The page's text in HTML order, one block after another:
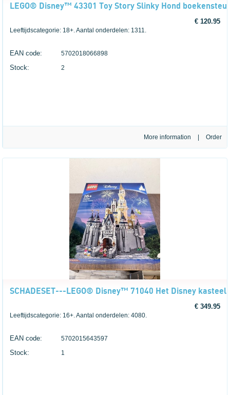
LEGO® Disney™ 43301 Toy Story Slinky Hond
€ 120.95
Leeftijdscategorie: 18+. Aantal onderdelen: 1311.
EAN code: 5702018066898
Stock: 2
More information
SCHADESET---LEGO® Disney™ 71040 Het Disney
€ 349.95
Leeftijdscategorie: 16+. Aantal onderdelen: 4080.
EAN code: 5702015643597
Stock: 1